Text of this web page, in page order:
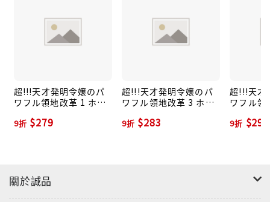
超!!!天才発明令嬢のパ
ワフル領地改革 1 ホビ
HJC-289
9折 $279
超!!!天才発明令嬢のパ
ワフル領地改革 3 ホビ
HJC-327
9折 $283
超!!!天才
ワフル領
HJC-350
9折 $292
關於誠品